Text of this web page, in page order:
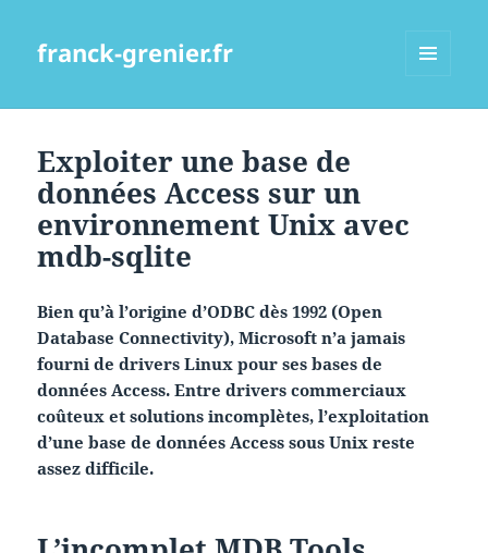
franck-grenier.fr
Exploiter une base de
données Access sur un
environnement Unix avec
mdb-sqlite
Bien qu’à l’origine d’ODBC dès 1992 (Open
Database Connectivity), Microsoft n’a jamais
fourni de drivers Linux pour ses bases de
données Access. Entre drivers commerciaux
coûteux et solutions incomplètes, l’exploitation
d’une base de données Access sous Unix reste
assez difficile.